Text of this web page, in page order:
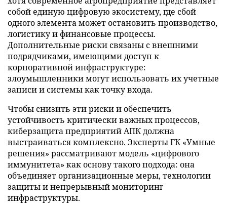
собой единую цифровую экосистему, где сбой
одного элемента может остановить производство,
логистику и финансовые процессы.
Дополнительные риски связаны с внешними
подрядчиками, имеющими доступ к
корпоративной инфраструктуре:
злоумышленники могут использовать их учетные
записи и системы как точку входа.
Чтобы снизить эти риски и обеспечить
устойчивость критически важных процессов,
киберзащита предприятий АПК должна
выстраиваться комплексно. Эксперты ГК «Умные
решения» рассматривают модель «цифрового
иммунитета» как основу такого подхода: она
объединяет организационные меры, технологии
защиты и непрерывный мониторинг
инфраструктуры.